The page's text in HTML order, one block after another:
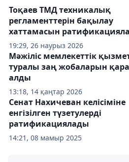
19:29, 26 наурыз 2026
Тоқаев ТМД техникалық
регламенттерін бақылау
хаттамасын
13:18, 14 қаңтар 2026
Мәжіліс мемлекеттік
туралы заң жобаларын
алды
14:21, 08 мамыр 2025
Сенат Нахичеван келісіміне
енгізілген түзетулерді
ратификациялады